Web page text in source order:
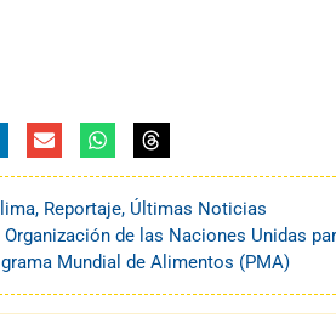
, Reportaje, Últimas Noticias
Organización de las Naciones Unidas
Mundial de Alimentos (PMA)